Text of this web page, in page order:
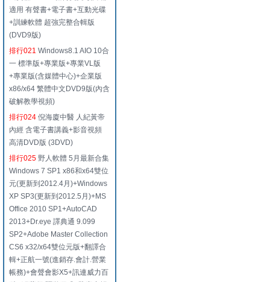
適用 有聲書+電子書+互動光碟
+訓練軟體 超強完整合輯版
(DVD9版)
排行021 Windows8.1 AIO 10合
一 標準版+專業版+專業VL版
+專業版(含媒體中心)+企業版
x86/x64 繁體中文DVD9版(內含
破解教學視頻)
排行024 倪海廈中醫 人紀黃帝
內經 含電子書講義+影音視頻
高清DVD版 (3DVD)
排行025 野人軟體 5月最新合集
Windows 7 SP1 x86和x64雙位
元(更新到2012.4月)+Windows
XP SP3(更新到2012.5月)+MS
Office 2010 SP1+AutoCAD
2013+Dr.eye 譯典通 9.099
SP2+Adobe Master Collection
CS6 x32/x64雙位元版+翻譯合
輯+正航一號(進銷存.會計.營業
帳務)+會聲會影X5+訊連威力百